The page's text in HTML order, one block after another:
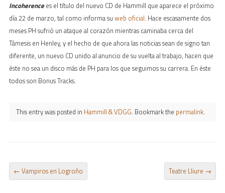
Incoherencees el título del nuevo CD de Hammill que aparece el próximo
día 22 de marzo, tal como informa su web oficial. Hace escasamente dos
meses PH sufrió un ataque al corazón mientras caminaba cerca del
Támesis en Henley, y el hecho de que ahora las noticias sean de signo tan
diferente, un nuevo CD unido al anuncio de su vuelta al trabajo, hacen que
éste no sea un disco más de PH para los que seguimos su carrera. En éste
todos son Bonus Tracks.
This entry was posted in Hammill & VDGG. Bookmark the permalink.
POST NAVIGATION
← Vampiros en Logroño Teatre Lliure →